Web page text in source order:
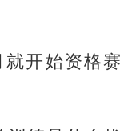
开始资格赛